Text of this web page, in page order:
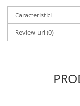
Altele
Rucsac
Accesorii conexe
Caracteristici
Review-uri(0)